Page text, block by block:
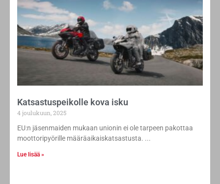
Katsastuspeikolle kova isku
4 joulukuun, 2025
EU:n jäsenmaiden mukaan unionin ei ole tarpeen pakottaa
moottoripyörille määräaikaiskatsastusta.
Lue lisää »